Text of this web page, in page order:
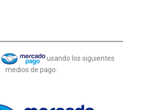
usando los siguientes
medios de pago: